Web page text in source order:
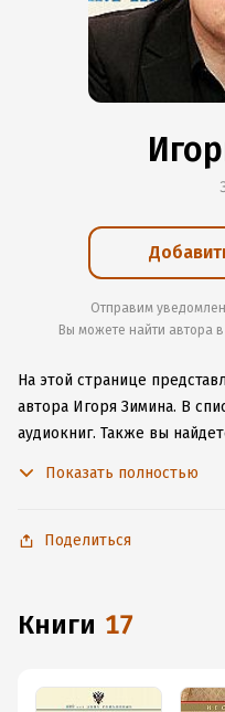
Отправим
Вы можете найти автора
На этой странице
автора Игоря Зимина. В
аудиокниг. Также вы
iOS или Android, чтобы не
Показать полностью
Поделиться
книги 17